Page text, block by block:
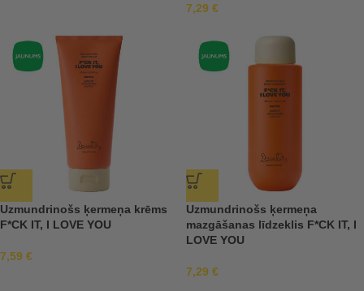
7,29 €
Uzmundrinošs ķermeņa krēms
F*CK IT, I LOVE YOU
7,59 €
Uzmundrinošs ķermeņa
mazgāšanas līdzeklis F*CK IT, I
LOVE YOU
7,29 €